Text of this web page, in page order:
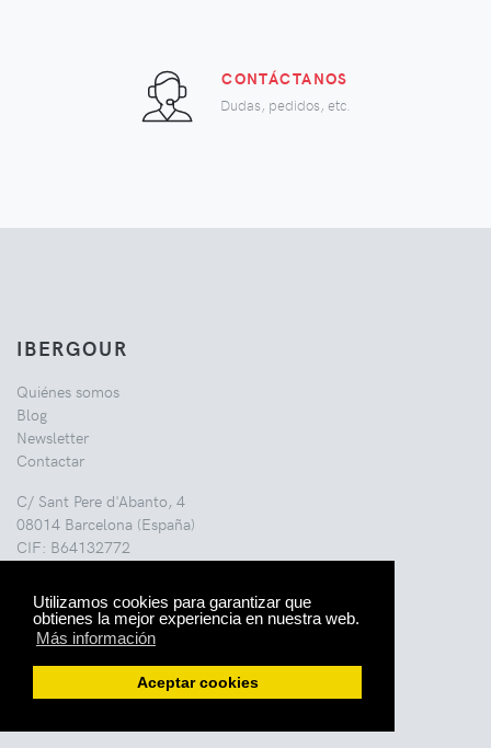
Utilizamos cookies para garantizar que
obtienes la mejor experiencia en nuestra web.
Más información
Aceptar cookies
CONTÁCTANOS
Dudas, pedidos, etc.
IBERGOUR
Quiénes somos
Blog
Newsletter
Contactar
C/ Sant Pere d'Abanto, 4
08014 Barcelona (España)
CIF: B64132772